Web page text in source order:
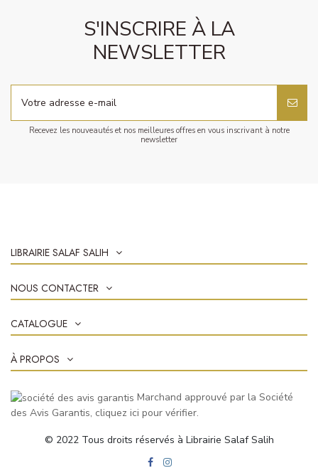
S'INSCRIRE À LA
NEWSLETTER
Recevez les nouveautés et nos meilleures offres en vous inscrivant à notre
newsletter
LIBRAIRIE SALAF SALIH
NOUS CONTACTER
CATALOGUE
À PROPOS
Marchand approuvé par la Société
des Avis Garantis, cliquez ici pour vérifier.
© 2022 Tous droits réservés à Librairie Salaf Salih